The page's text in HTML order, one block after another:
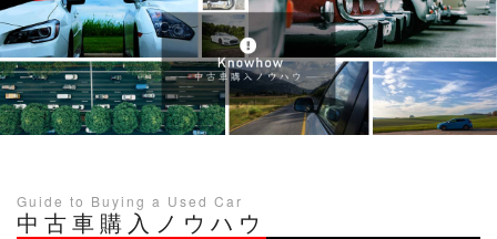
ー
Guide to Buying a Used Car
中古車購入ノウハウ